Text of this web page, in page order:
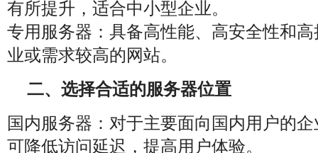
有所提升，适合中小型企业。
专用服务器：具备高性能、高安全性和
业或需求较高的网站。
二、选择合适的服务器位置
国内服务器：对于主要面向国内用户的
可降低访问延迟，提高用户体验。